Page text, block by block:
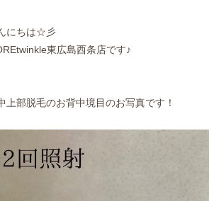
にちは☆彡
東広島西条店です♪
上部脱毛のお背中境目のお写真です！